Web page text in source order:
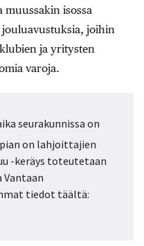
muussakin isossa
jouluavustuksia, joihin
ja yritysten
varoja.
seurakunnissa on
on lahjoittajien
-keräys toteutetaan
Vantaan
tiedot täältä: